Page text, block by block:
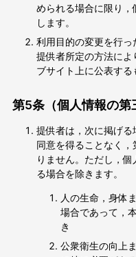
められる場合に限り，
します。
利用目的の変更を行っ
提供者所定の方法によ
ブサイト上に公表する
第5条（個人情報の第
提供者は，次に掲げ
同意を得ることなく
りません。ただし，
る場合を除きます。
人の生命，身体
場合であって，
き
公衆衛生の向上